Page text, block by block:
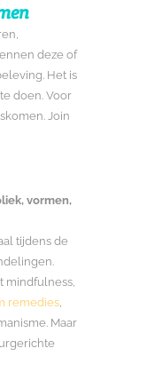
deze of
Het is
doen. Voor
Join
vormen,
tijdens de
mindfulness,
remedies,
Maar